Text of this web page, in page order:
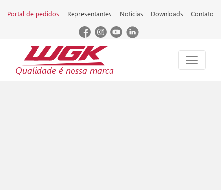
Portal de pedidos Representantes Notícias Downloads Contato
Qualidade é nossa marca